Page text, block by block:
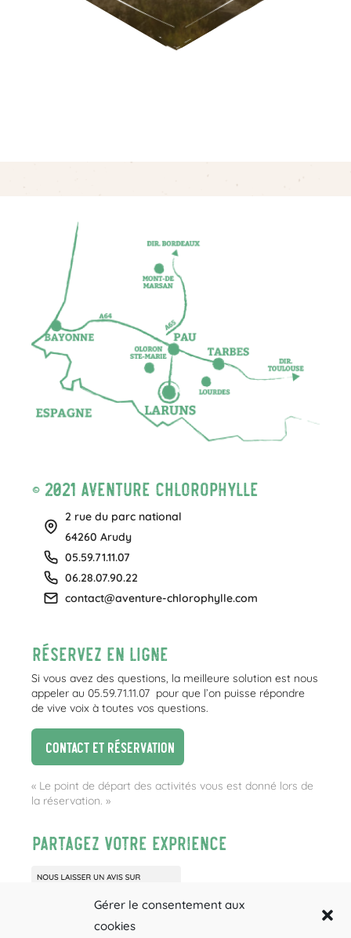
Gérer le consentement aux
cookies
© 2021 Aventure Chlorophylle
2 rue du parc national
64260 Arudy
05.59.71.11.07
06.28.07.90.22
contact@aventure-chlorophylle.com
Réservez en ligne
Si vous avez des questions, la meilleure solution est nous
appeler au 05.59.71.11.07 pour que l’on puisse répondre
de vive voix à toutes vos questions.
Contact et réservation
« Le point de départ des activités vous est donné lors de
la réservation. »
Partagez votre exprience